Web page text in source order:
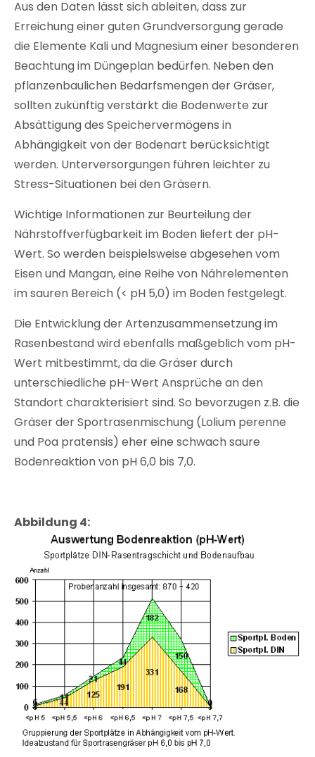
Aus den Daten lässt sich ableiten, dass zur
Erreichung einer guten Grundversorgung gerade
die Elemente Kali und Magnesium einer besonderen
Beachtung im Düngeplan bedürfen. Neben den
pflanzenbaulichen Bedarfsmengen der Gräser,
sollten zukünftig verstärkt die Bodenwerte zur
Absättigung des Speichervermögens in
Abhängigkeit von der Bodenart berücksichtigt
werden. Unterversorgungen führen leichter zu
Stress-Situationen bei den Gräsern.
Wichtige Informationen zur Beurteilung der
Nährstoffverfügbarkeit im Boden liefert der pH-
Wert. So werden beispielsweise abgesehen vom
Eisen und Mangan, eine Reihe von Nährelementen
im sauren Bereich (< pH 5,0) im Boden festgelegt.
Die Entwicklung der Artenzusammensetzung im
Rasenbestand wird ebenfalls maßgeblich vom pH-
Wert mitbestimmt, da die Gräser durch
unterschiedliche pH-Wert Ansprüche an den
Standort charakterisiert sind. So bevorzugen z.B. die
Gräser der Sportrasenmischung (Lolium perenne
und Poa pratensis) eher eine schwach saure
Bodenreaktion von pH 6,0 bis 7,0.
Abbildung 4: